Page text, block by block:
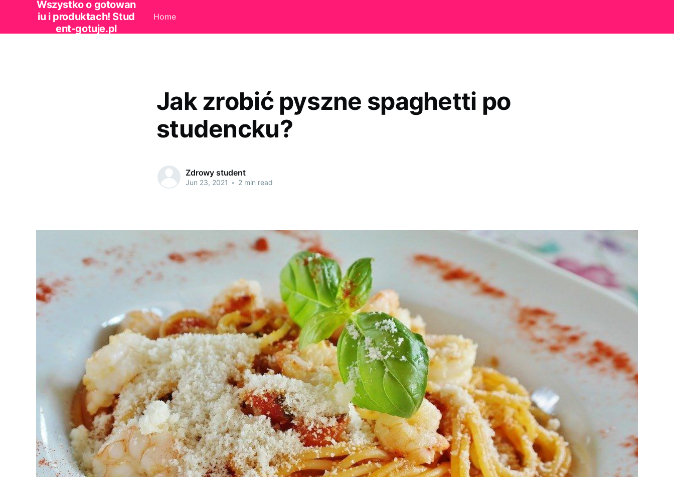
Wszystko o gotowan
iu i produktach! Stud
ent-gotuje.pl
Home
Jak zrobić pyszne spaghetti po
studencku?
Zdrowy student
Jun 23, 2021 • 2 min read